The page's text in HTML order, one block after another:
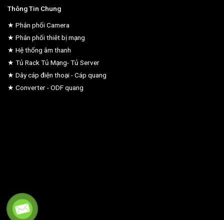
Thông Tin Chung
★ Phân phối Camera
★ Phân phối thiêt bị mạng
★ Hệ thống âm thanh
★ Tủ Rack Tủ Mạng- Tủ Server
★ Dây cáp điện thoại - Cáp quang
★ Converter - ODF quang